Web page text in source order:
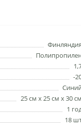
Финляндия
Полипропилен
-
Синий
25 см х 25 см х 30 см
1
18